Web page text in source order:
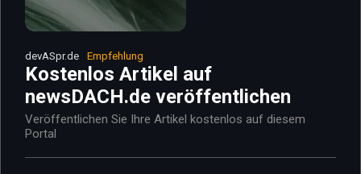
devASpr.de Empfehlung
Kostenlos Artikel auf
newsDACH.de veröffentlichen
Veröffentlichen Sie Ihre Artikel kostenlos auf diesem
Portal